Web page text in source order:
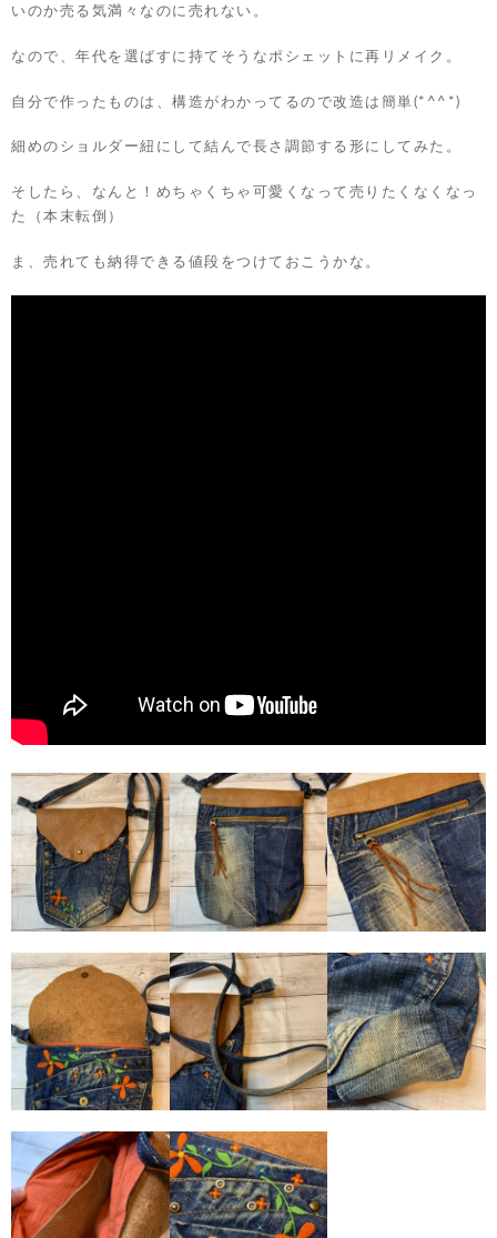
いのか売る気満々なのに売れない。
なので、年代を選ばすに持てそうなポシェットに再リメイク。
自分で作ったものは、構造がわかってるので改造は簡単(*^^*)
細めのショルダー紐にして結んで長さ調節する形にしてみた。
そしたら、なんと！めちゃくちゃ可愛くなって売りたくなくなっ
た（本末転倒）
ま、売れても納得できる値段をつけておこうかな。